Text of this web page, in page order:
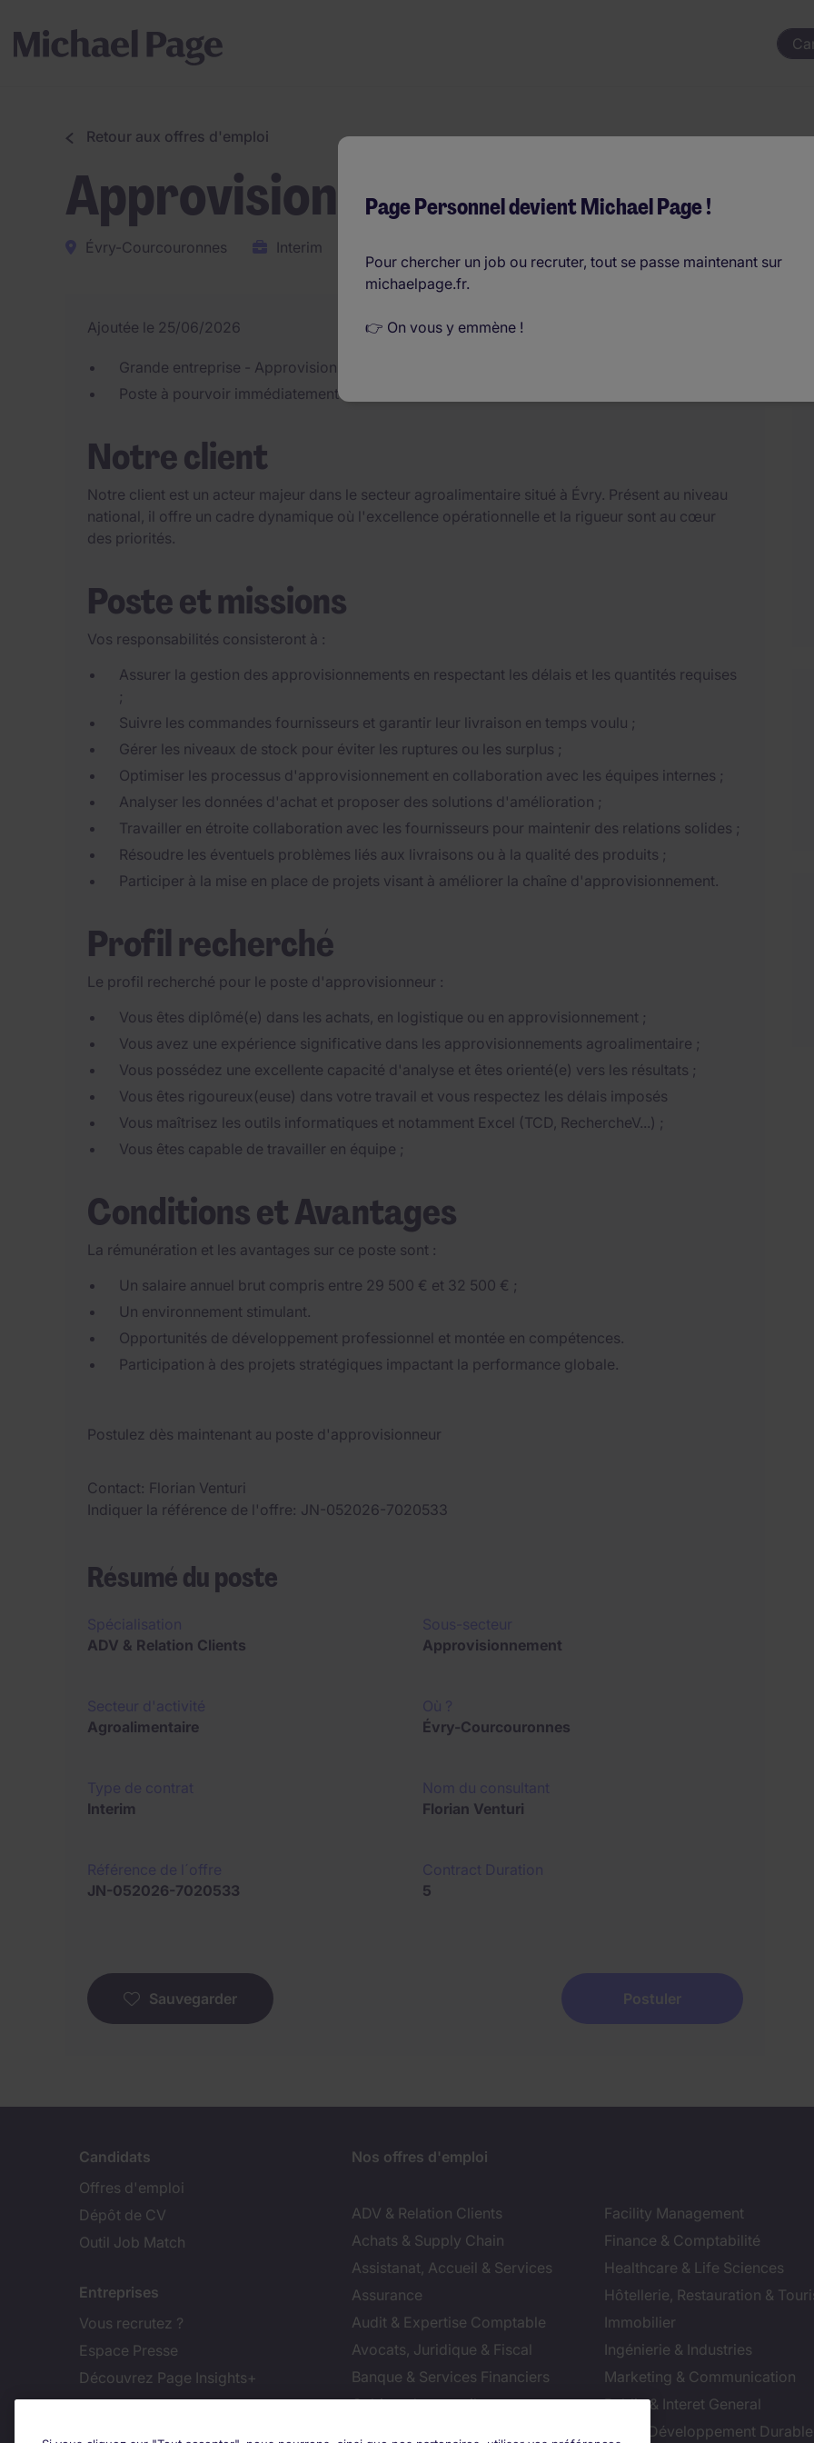
Retour aux offres d'emploi
Approvisionneur
Évry-Courcouronnes Interim
Ajoutée le 25/06/2026
Grande entreprise - Approvisionneur agroalimentaire
Poste à pourvoir immédiatement - en intérim
Notre client
Notre client est un acteur majeur dans le secteur agroalimentaire situé à Évry. Présent au niveau
national, il offre un cadre dynamique où l'excellence opérationnelle et la rigueur sont au cœur
des priorités.
Poste et missions
Vos responsabilités consisteront à :
Assurer la gestion des approvisionnements en respectant les délais et les quantités requises
;
Suivre les commandes fournisseurs et garantir leur livraison en temps voulu ;
Gérer les niveaux de stock pour éviter les ruptures ou les surplus ;
Optimiser les processus d'approvisionnement en collaboration avec les équipes internes ;
Analyser les données d'achat et proposer des solutions d'amélioration ;
Travailler en étroite collaboration avec les fournisseurs pour maintenir des relations solides ;
Résoudre les éventuels problèmes liés aux livraisons ou à la qualité des produits ;
Participer à la mise en place de projets visant à améliorer la chaîne d'approvisionnement.
Profil recherché
Le profil recherché pour le poste d'approvisionneur :
Vous êtes diplômé(e) dans les achats, en logistique ou en approvisionnement ;
Vous avez une expérience significative dans les approvisionnements agroalimentaire ;
Vous possédez une excellente capacité d'analyse et êtes orienté(e) vers les résultats ;
Vous êtes rigoureux(euse) dans votre travail et vous respectez les délais imposés
Vous maîtrisez les outils informatiques et notamment Excel (TCD, RechercheV...) ;
Vous êtes capable de travailler en équipe ;
Conditions et Avantages
La rémunération et les avantages sur ce poste sont :
Un salaire annuel brut compris entre 29 500 € et 32 500 € ;
Un environnement stimulant.
Opportunités de développement professionnel et montée en compétences.
Participation à des projets stratégiques impactant la performance globale.
Postulez dès maintenant au poste d'approvisionneur
Contact Florian Venturi
Indiquer la référence de l'offre JN-052026-7020533
Résumé du poste
ADV & Relation Clients
Approvisionnement
Agroalimentaire
Évry-Courcouronnes
Interim
Florian Venturi
JN-052026-7020533
5
Sauvegarder Postuler
Page Personnel devient Michael Page !
Pour chercher un job ou recruter, tout se passe maintenant sur
michaelpage.fr.
👉 On vous y emmène !
Candidats
Offres d'emploi
Dépôt de CV
Outil Job Match
Entreprises
Vous recrutez ?
Espace Presse
Découvrez Page Insights+
Nos offres d'emploi
ADV & Relation Clients
Achats & Supply Chain
Assistanat, Accueil & Services
Assurance
Audit & Expertise Comptable
Avocats, Juridique & Fiscal
Banque & Services Financiers
Cabinet de conseil
Facility Management
Finance & Comptabilité
Healthcare & Life Sciences
Hôtellerie, Restauration &
Immobilier
Ingénierie & Industries
Marketing & Communication
Public & Interet General
RSE & Développement Durable